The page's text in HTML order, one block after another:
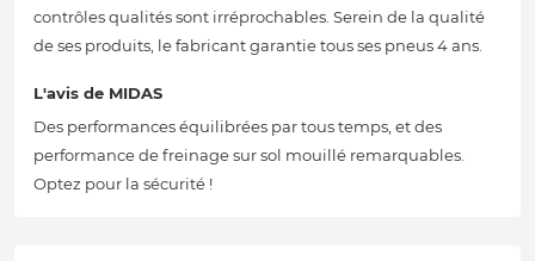
contrôles qualités sont irréprochables. Serein de la qualité
de ses produits, le fabricant garantie tous ses pneus 4 ans.
L'avis de MIDAS
Des performances équilibrées par tous temps, et des
performance de freinage sur sol mouillé remarquables.
Optez pour la sécurité !